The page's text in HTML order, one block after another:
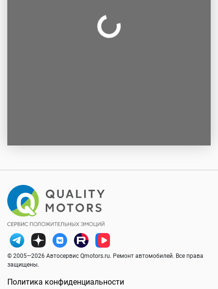
© 2005—2026 Автосервис Qmotors.ru. Ремонт автомобилей. Все права
защищены.
Политика конфиденциальности